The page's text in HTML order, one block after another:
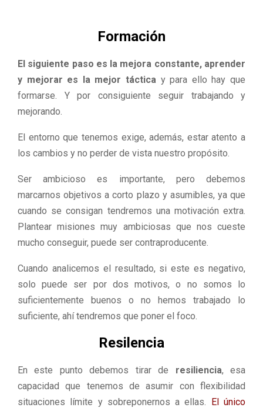
Formación
El siguiente paso es la mejora constante, aprender
y mejorar es la mejor táctica y para ello hay que
formarse. Y por consiguiente seguir trabajando y
mejorando.
El entorno que tenemos exige, además, estar atento a
los cambios y no perder de vista nuestro propósito.
Ser ambicioso es importante, pero debemos
marcarnos objetivos a corto plazo y asumibles, ya que
cuando se consigan tendremos una motivación extra.
Plantear misiones muy ambiciosas que nos cueste
mucho conseguir, puede ser contraproducente.
Cuando analicemos el resultado, si este es negativo,
solo puede ser por dos motivos, o no somos lo
suficientemente buenos o no hemos trabajado lo
suficiente, ahí tendremos que poner el foco.
Resilencia
En este punto debemos tirar de resiliencia, esa
capacidad que tenemos de asumir con flexibilidad
situaciones límite y sobreponernos a ellas. El único